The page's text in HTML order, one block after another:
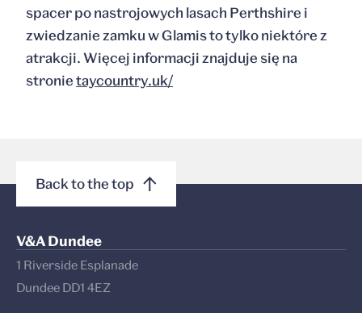
spacer po nastrojowych lasach Perthshire i
zwiedzanie zamku w Glamis to tylko niektóre z
atrakcji. Więcej informacji znajduje się na
stronietaycountry.uk/
Back to the top
V&A Dundee
1 Riverside Esplanade
Dundee DD1 4EZ